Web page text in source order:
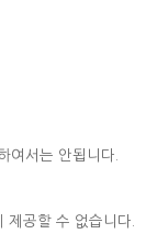
여서는 안됩니다.
공할 수 없습니다.